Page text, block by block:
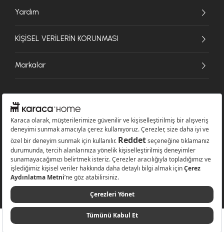
Yardım
KİŞİSEL VERİLERİN KORUNMASI
Markalar
© 2026 Karaca Home Collection Tekstil Sanayi ve Ticaret A.Ş. - Tüm hakları
saklıdır.